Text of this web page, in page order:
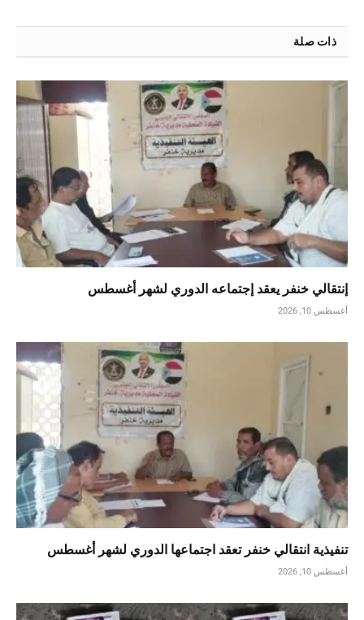
ذات صلة
إنتقالي خنفر يعقد إجتماعه الدوري لشهر أغسطس
أغسطس 10, 2026
تنفيذية انتقالي خنفر تعقد اجتماعها الدوري لشهر أغسطس
أغسطس 10, 2026